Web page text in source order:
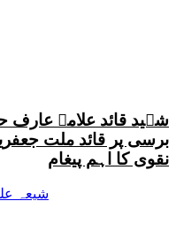
برسی پر قائد ملت
نقوی کا اہم پیغام